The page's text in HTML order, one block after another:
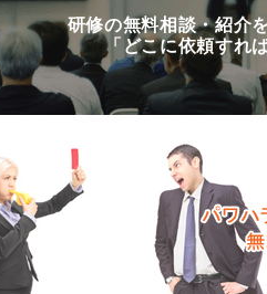
研修の無料相談・紹介
「どこに依頼すれ